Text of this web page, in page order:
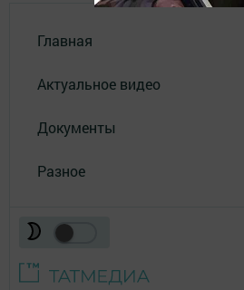
Главная
Актуальное видео
Документы
Разное